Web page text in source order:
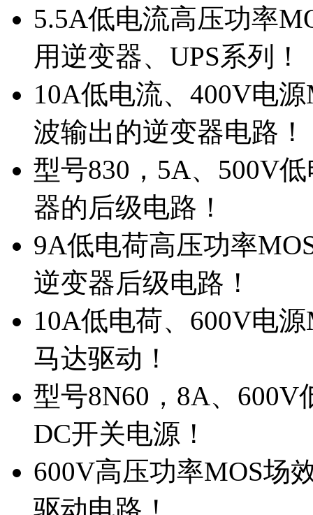
5.5A低电流高压功率
用逆变器、UPS系列！
10A低电流、400V电
波输出的逆变器电路！
型号830，5A、500V
器的后级电路！
9A低电荷高压功率
逆变器后级电路！
10A低电荷、600V电
马达驱动！
型号8N60，8A、
DC开关电源！
600V高压功率MOS场